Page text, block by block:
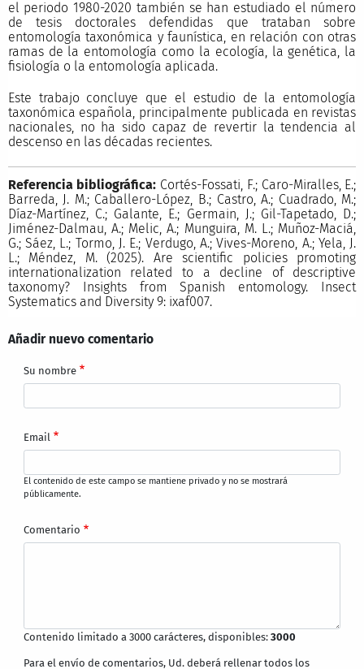
el periodo 1980-2020 también se han estudiado el número
de tesis doctorales defendidas que trataban sobre
entomología taxonómica y faunística, en relación con otras
ramas de la entomología como la ecología, la genética, la
fisiología o la entomología aplicada.
Este trabajo concluye que el estudio de la entomología
taxonómica española, principalmente publicada en revistas
nacionales, no ha sido capaz de revertir la tendencia al
descenso en las décadas recientes.
Referencia bibliográfica: Cortés-Fossati, F.; Caro-Miralles, E.;
Barreda, J. M.; Caballero-López, B.; Castro, A.; Cuadrado, M.;
Díaz-Martínez, C.; Galante, E.; Germain, J.; Gil-Tapetado, D.;
Jiménez-Dalmau, A.; Melic, A.; Munguira, M. L.; Muñoz-Maciá,
G.; Sáez, L.; Tormo, J. E.; Verdugo, A.; Vives-Moreno, A.; Yela, J.
L.; Méndez, M. (2025). Are scientific policies promoting
internationalization related to a decline of descriptive
taxonomy? Insights from Spanish entomology. Insect
Systematics and Diversity 9: ixaf007.
Añadir nuevo comentario
Su nombre
Email
El contenido de este campo se mantiene privado y no se mostrará
públicamente.
Comentario
Contenido limitado a 3000 carácteres, disponibles:3000
Para el envío de comentarios, Ud. deberá rellenar todos los